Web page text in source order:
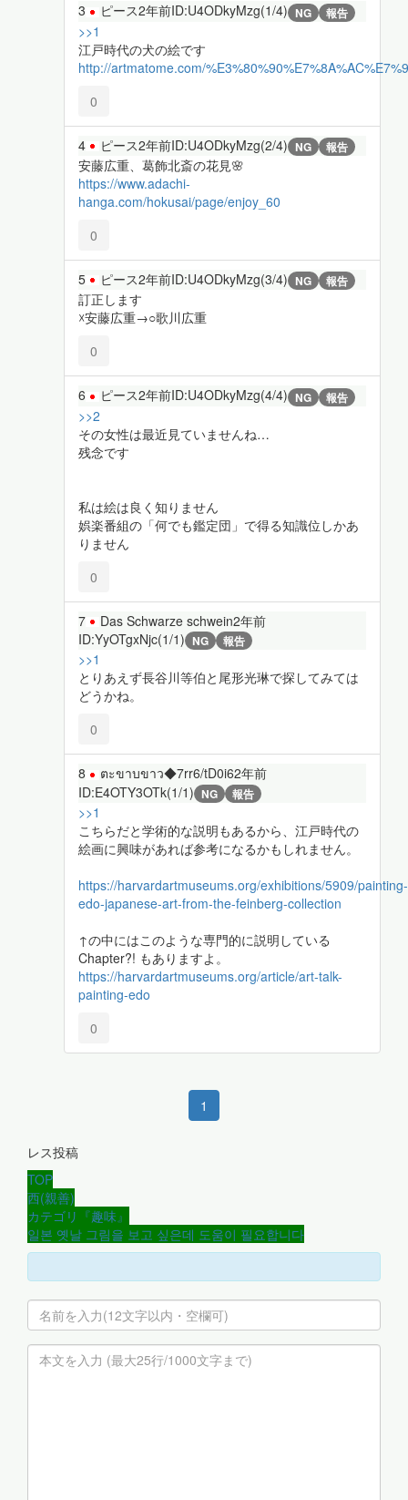
3 ピース2年前ID:U4ODkyMzg(1/4) NG 報告
>>1
江戸時代の犬の絵です
http://artmatome.com/
0
4 ピース2年前ID:U4ODkyMzg(2/4) NG 報告
安藤広重、葛飾北斎の花見🌸
https://www.adachi-
hanga.com/hokusai/page/enjoy_60
0
5 ピース2年前ID:U4ODkyMzg(3/4) NG 報告
訂正します
☓安藤広重→○歌川広重
0
6 ピース2年前ID:U4ODkyMzg(4/4) NG 報告
>>2
その女性は最近見ていませんね…
残念です
私は絵は良く知りません
娯楽番組の「何でも鑑定団」で得る知識位しかあ
りません
0
7 Das Schwarze schwein2年前
ID:YyOTgxNjc(1/1) NG 報告
>>1
とりあえず長谷川等伯と尾形光琳で探してみては
どうかね。
0
8 ตะขาบขาว◆7rr6/tD0i62年前
ID:E4OTY3OTk(1/1) NG 報告
>>1
こちらだと学術的な説明もあるから、江戸時代の
絵画に興味があれば参考になるかもしれません。
https://harvardartmuseums.org/exhibitions/5909/painting-
edo-japanese-art-from-the-feinberg-collection
↑の中にはこのような専門的に説明している
Chapter?! もありますよ。
https://harvardartmuseums.org/article/art-talk-
painting-edo
0
1
レス投稿
TOP
西(親善)
カテゴリ『趣味』
일본 옛날 그림을 보고 싶은데 도움이 필요합니다